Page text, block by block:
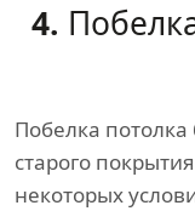
4.
Побелка
старого
некоторых